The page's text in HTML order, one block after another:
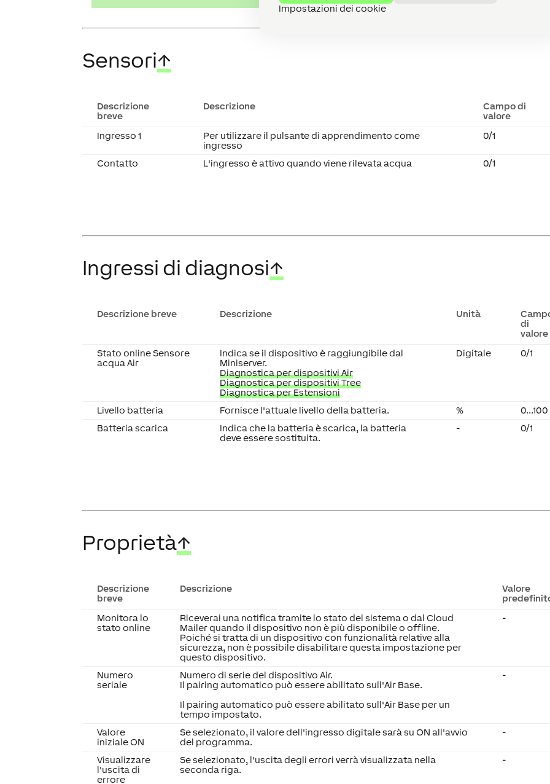
Impostazioni dei cookie
Sensori↑
Descrizione
breve
Descrizione
Campo di
valore
Ingresso 1
Per utilizzare il pulsante di apprendimento come
ingresso
0/1
Contatto L'ingresso è attivo quando viene rilevata acqua 0/1
Ingressi di diagnosi↑
Descrizione breve Descrizione Unità
di
valore
Stato online Sensore
acqua Air
Indica se il dispositivo è raggiungibile dal
Miniserver.
Diagnostica per dispositivi Air
Diagnostica per dispositivi Tree
Diagnostica per Estensioni
Digitale 0/1
Livello batteria Fornisce l'attuale livello della batteria. %
0...100
Batteria scarica
Indica che la batteria è scarica, la batteria
deve essere sostituita.
- 0/1
Proprietà↑
Descrizione
breve
Descrizione
Valore
Monitora lo
stato online
Riceverai una notifica tramite lo stato del sistema o dal Cloud
Mailer quando il dispositivo non è più disponibile o offline.
Poiché si tratta di un dispositivo con funzionalità relative alla
sicurezza, non è possibile disabilitare questa impostazione per
questo dispositivo.
-
Numero
seriale
Numero di serie del dispositivo Air.
Il pairing automatico può essere abilitato sull'Air Base.
Il pairing automatico può essere abilitato sull'Air Base per un
tempo impostato.
-
Valore
iniziale ON
Se selezionato, il valore dell'ingresso digitale sarà su ON all'avvio
del programma.
-
Visualizzare
l'uscita di
errore
Se selezionato, l'uscita degli errori verrà visualizzata nella
seconda riga.
-